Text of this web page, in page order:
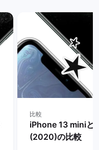
比較
iPhone 13 miniと
(2020)の比較